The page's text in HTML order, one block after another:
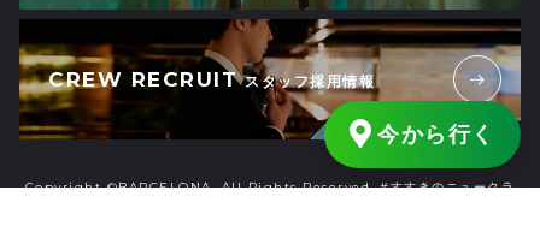
今から行く
CREW RECRUIT スタッフ採用情報
Copyright ©BARCELONA. All Rights Reserved. #すすきのニュークラ